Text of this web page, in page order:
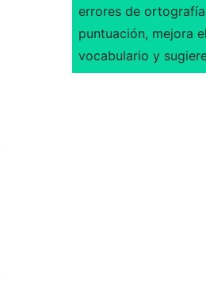
errores de
puntuación, mejora
vocabulario y